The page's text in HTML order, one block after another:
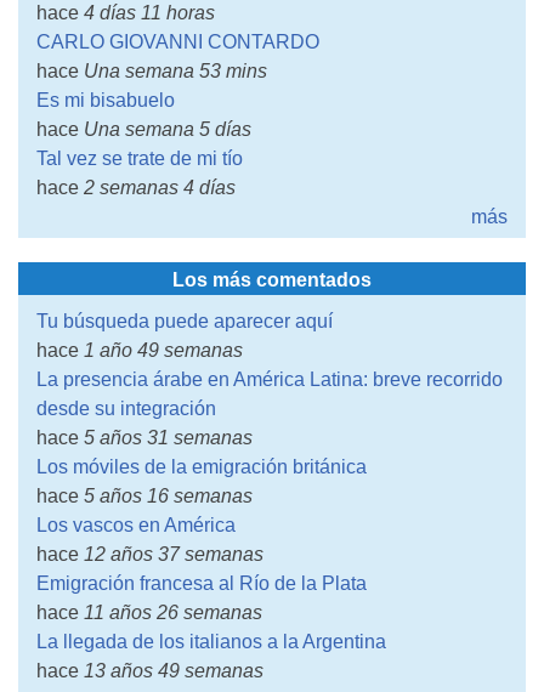
hace 4 días 11 horas
CARLO GIOVANNI CONTARDO
hace Una semana 53 mins
Es mi bisabuelo
hace Una semana 5 días
Tal vez se trate de mi tío
hace 2 semanas 4 días
más
Los más comentados
Tu búsqueda puede aparecer aquí
hace 1 año 49 semanas
La presencia árabe en América Latina: breve recorrido
desde su integración
hace 5 años 31 semanas
Los móviles de la emigración británica
hace 5 años 16 semanas
Los vascos en América
hace 12 años 37 semanas
Emigración francesa al Río de la Plata
hace 11 años 26 semanas
La llegada de los italianos a la Argentina
hace 13 años 49 semanas